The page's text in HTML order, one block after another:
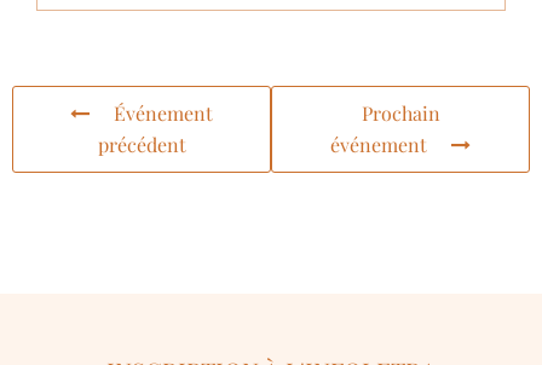
Événement
précédent
Prochain
événement